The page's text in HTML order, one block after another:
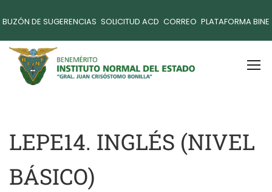
BUZÓN DE SUGERENCIAS SOLICITUD ACD CORREO PLATAFORMA BINE
LEPE14. INGLÉS (NIVEL
BÁSICO)